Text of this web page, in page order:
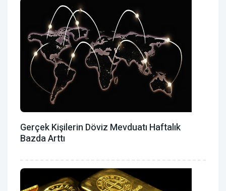
Gerçek Kişilerin Döviz Mevduatı Haftalık
Bazda Arttı